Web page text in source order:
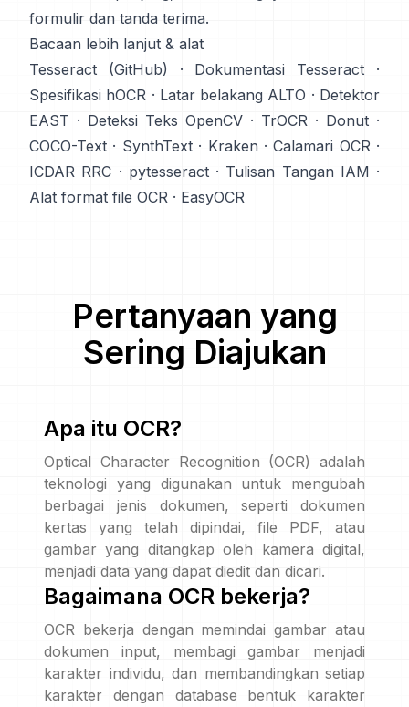
formulir dan tanda terima.
Bacaan lebih lanjut & alat
Tesseract (GitHub) · Dokumentasi Tesseract ·
Spesifikasi hOCR · Latar belakang ALTO · Detektor
EAST · Deteksi Teks OpenCV · TrOCR · Donut ·
COCO-Text · SynthText· Kraken·Calamari OCR·
ICDAR RRC · pytesseract· Tulisan Tangan IAM ·
Alat format file OCR · EasyOCR
Pertanyaan yang
Sering Diajukan
Apa itu OCR?
Optical Character Recognition (OCR) adalah
teknologi yang digunakan untuk mengubah
berbagai jenis dokumen, seperti dokumen
kertas yang telah dipindai, file PDF, atau
gambar yang ditangkap oleh kamera digital,
menjadi data yang dapat diedit dan dicari.
Bagaimana OCR bekerja?
OCR bekerja dengan memindai gambar atau
dokumen input, membagi gambar menjadi
karakter individu, dan membandingkan setiap
karakter dengan database bentuk karakter